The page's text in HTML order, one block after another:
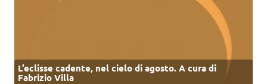
L’eclisse cadente, nel cielo di agosto. A cura di
Fabrizio Villa